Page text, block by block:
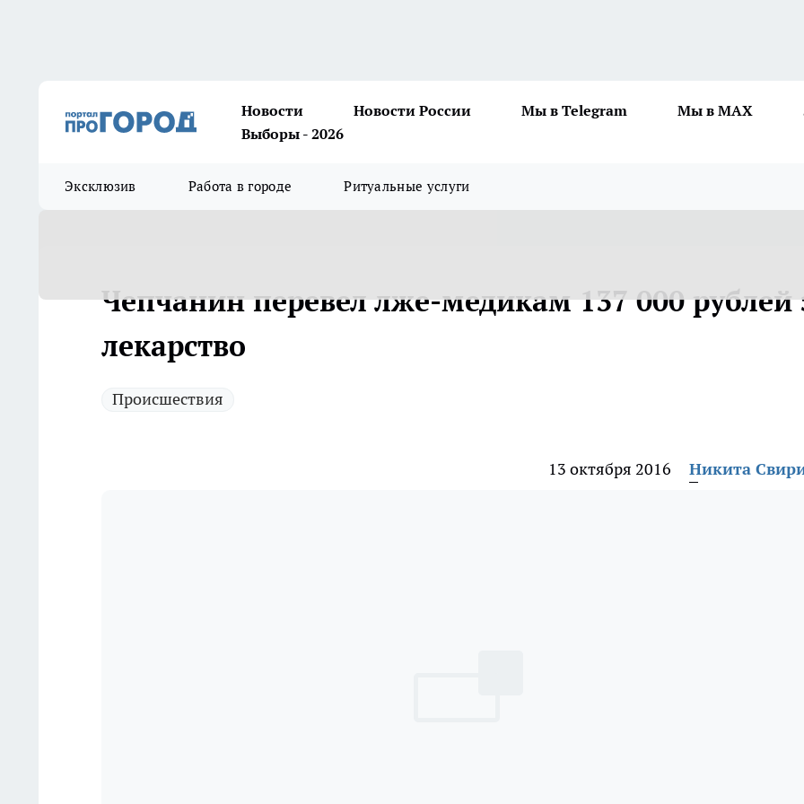
Новости Новости России Мы в Telegram Мы в MAX
Выборы - 2026
Эксклюзив Работа в городе Ритуальные услуги
Чепчанин перевел лже-медикам 137 000 рублей
лекарство
Происшествия
13 октября 2016 Никита